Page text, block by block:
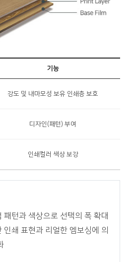
기능
강도 및 내마모성 보유 인쇄층 보호
디자인(패턴) 부여
인쇄컬러 색상 보강
패턴과 색상으로 선택의 폭 확대
인쇄 표현과 리얼한 엠보싱에 의